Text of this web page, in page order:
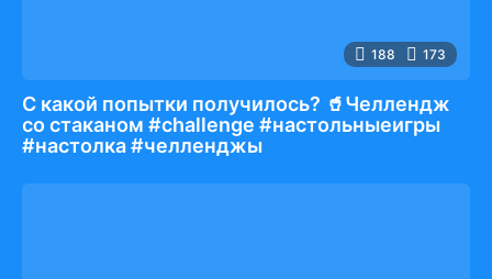
188 173
С какой попытки получилось? 🥤Челлендж
со стаканом #challenge #настольныеигры
#настолка #челленджы